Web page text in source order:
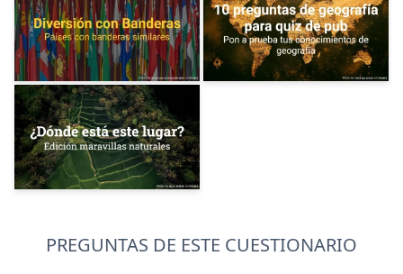
PREGUNTAS DE ESTE CUESTIONARIO